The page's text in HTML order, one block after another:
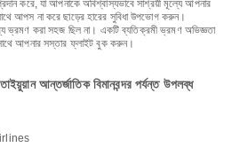
করে, যা আপনাকে অবিশ্বাস্যভাবে সাশ্রয়ী মূল্যে আপনার
আপস না করে ছাড়ের হারের সুবিধা উপভোগ করুন।
করা সহজ ছিল না। একটি ব্যতিক্রমী ভ্রমণ অভিজ্ঞতা
আপনার সস্তার ফ্লাইট বুক করুন।
আন্তর্জাতিক বিমানবন্দর পর্যন্ত উপলব্ধ